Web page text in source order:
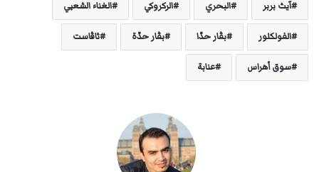
آيث بربر البحري الركروكي الغناء الشعبي
الفولكلور بڤار حدّا بڤار حدّة ثاڤاست
سوق أهراس عنابة